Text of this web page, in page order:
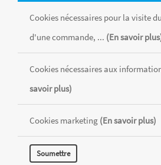
Machine "cakepops factory"
€ 55.99
Ajouter au Panier
Cookies nécessaires pour la visite
d'une commande, ... (En savoir
Cookies nécessaires aux
savoir plus)
Cookies marketing (En savoir plus)
Soumettre